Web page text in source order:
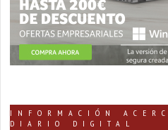
INFORMACIÓN
DIARIO DIGITAL